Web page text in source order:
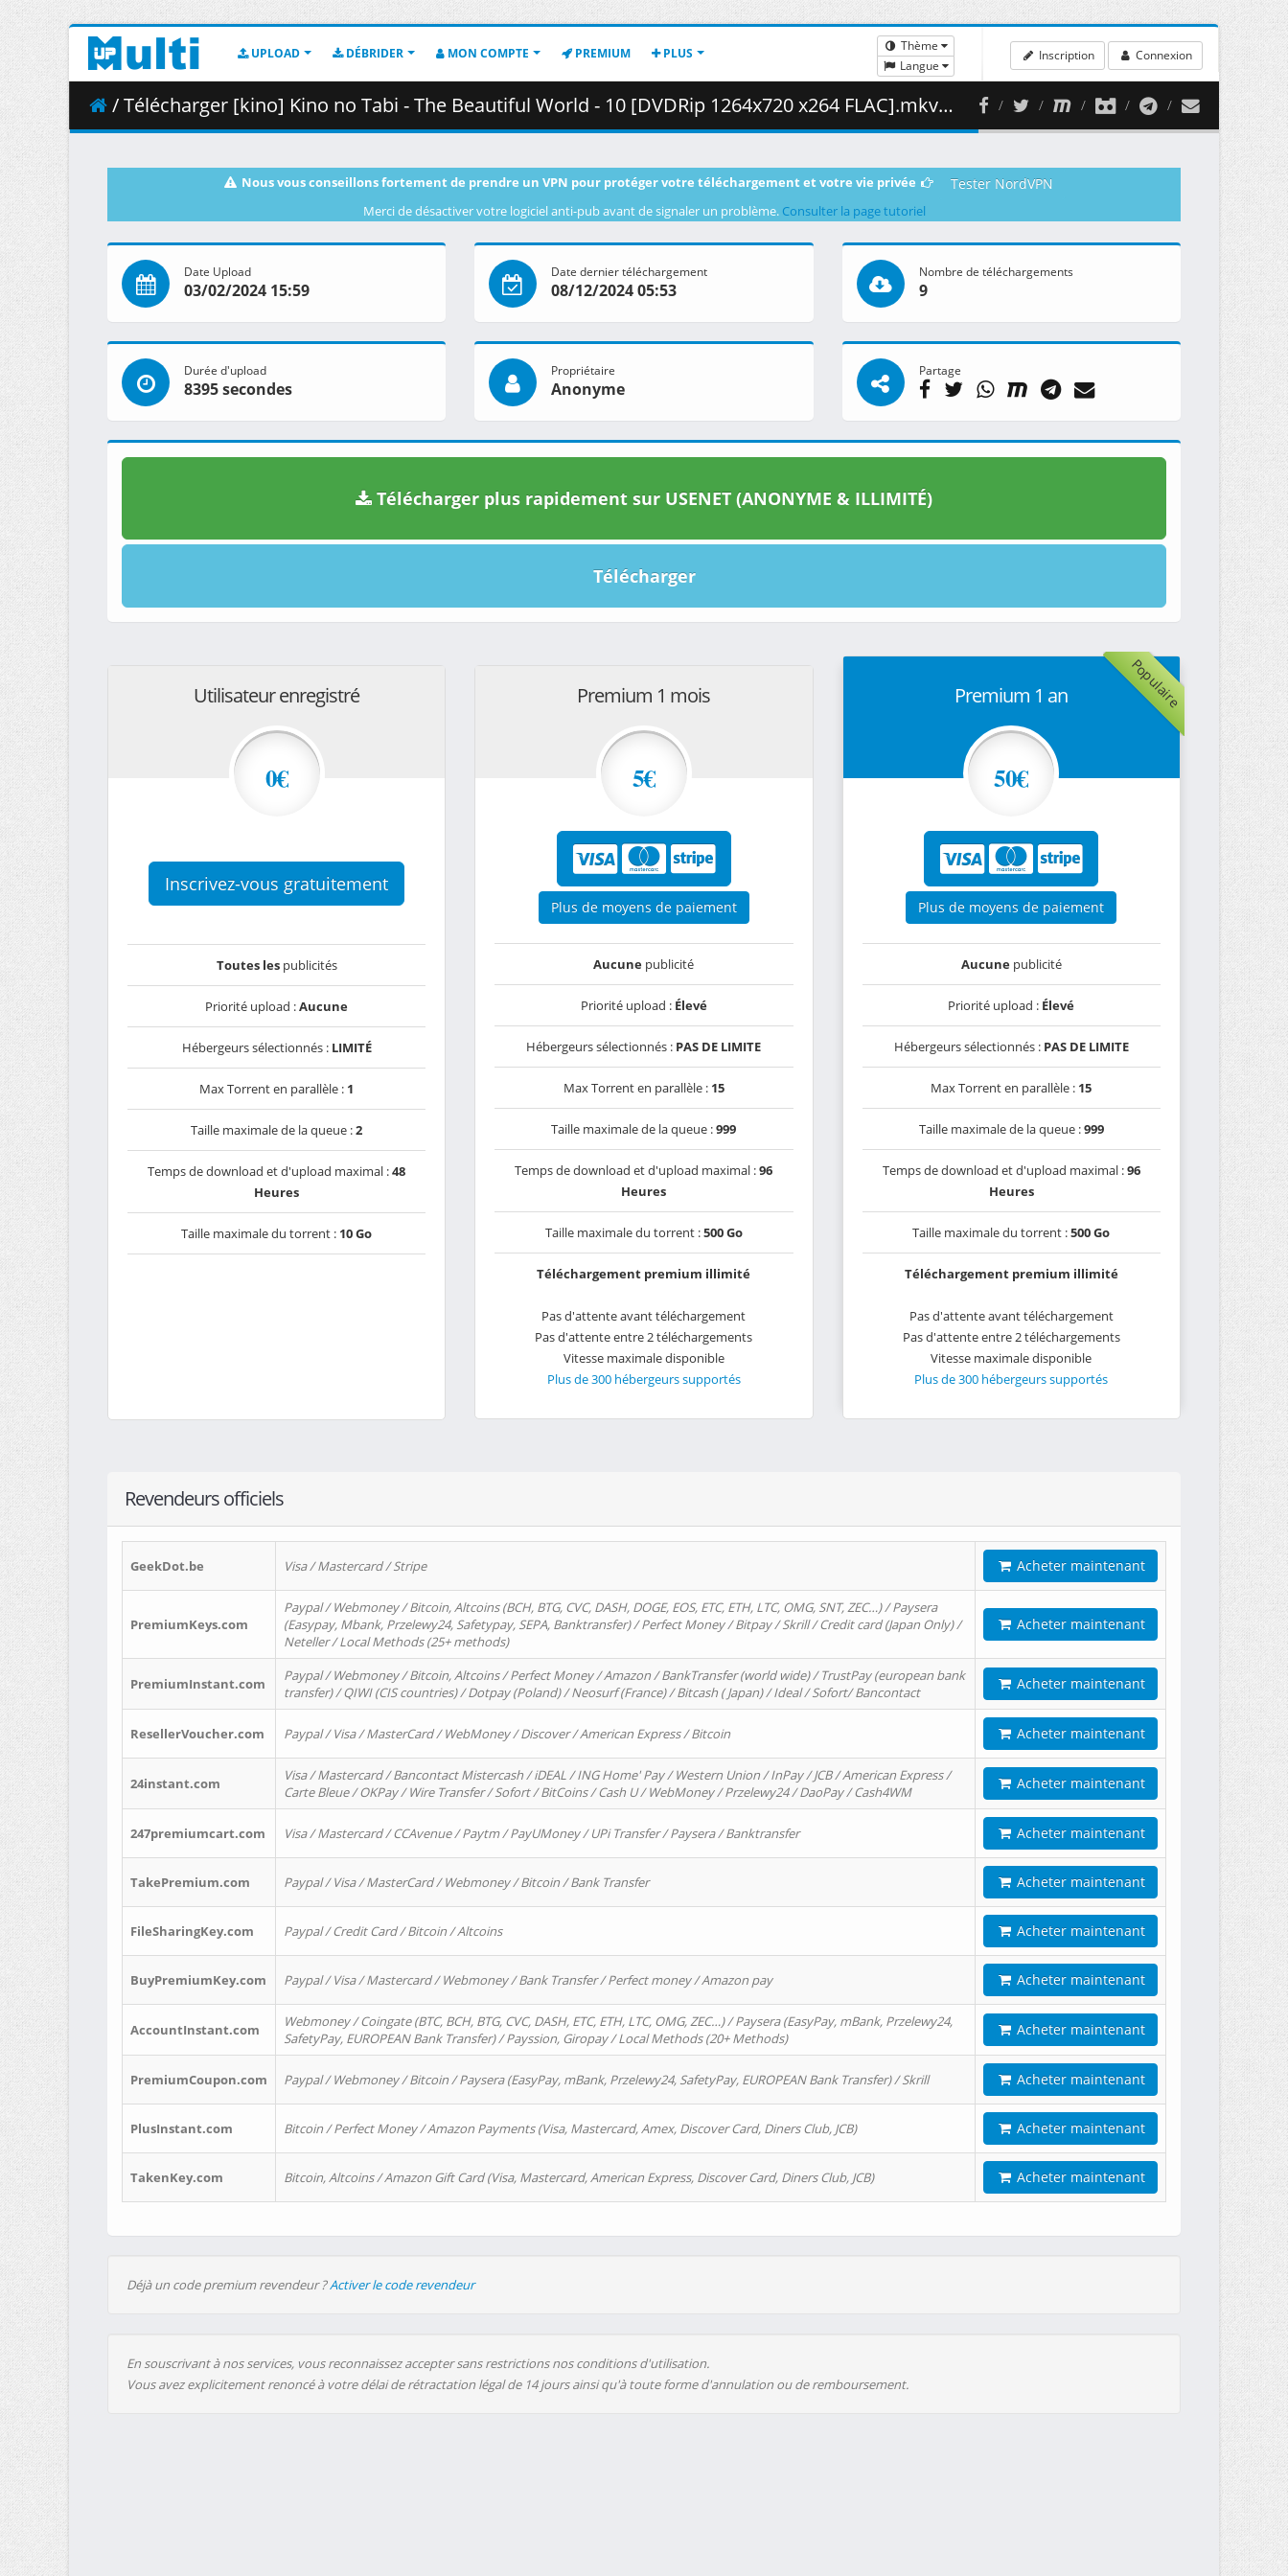
UPLOAD DÉBRIDER MON COMPTE PREMIUM PLUS
Thème
Langue
Inscription Connexion
/ Télécharger [kino] Kino no Tabi - The Beautiful World - 10 [DVDRip 1264x720 x264 FLAC].mkv.001 ( 418.19 MB )
Nous vous conseillons fortement de prendre un VPN pour protéger votre téléchargement et votre vie privée Tester NordVPN
Merci de désactiver votre logiciel anti-pub avant de signaler un problème. Consulter la page tutoriel
Date Upload
03/02/2024 15:59
Date dernier téléchargement
08/12/2024 05:53
Nombre de téléchargements
9
Durée d'upload
8395 secondes
Propriétaire
Anonyme
Partage
Télécharger plus rapidement sur USENET (ANONYME & ILLIMITÉ)
Télécharger
Utilisateur enregistré
0€
Inscrivez-vous gratuitement
Toutes lespublicités
Priorité upload :Aucune
Hébergeurs sélectionnés : LIMITÉ
Max Torrent en parallèle : 1
Taille maximale de la queue :2
Temps de download et d'upload maximal :48
Heures
Taille maximale du torrent : 10 Go
Premium 1 mois
5€
Plus de moyens de paiement
Aucune publicité
Priorité upload : Élevé
Hébergeurs sélectionnés : PAS DE LIMITE
Max Torrent en parallèle : 15
Taille maximale de la queue :999
Temps de download et d'upload maximal :96
Heures
Taille maximale du torrent :500 Go
Téléchargement premium illimité
Pas d'attente avant téléchargement
Pas d'attente entre 2 téléchargements
Vitesse maximale disponible
Plus de 300 hébergeurs supportés
Populaire
Premium 1 an
50€
Plus de moyens de paiement
Aucunepublicité
Priorité upload : Élevé
Hébergeurs sélectionnés : PAS DE LIMITE
Max Torrent en parallèle : 15
Taille maximale de la queue :999
Temps de download et d'upload maximal :96
Heures
Taille maximale du torrent :500 Go
Téléchargement premium illimité
Pas d'attente avant téléchargement
Pas d'attente entre 2 téléchargements
Vitesse maximale disponible
Plus de 300 hébergeurs supportés
Revendeurs officiels
GeekDot.be Visa / Mastercard / Stripe Acheter maintenant
PremiumKeys.com
Paypal / Webmoney / Bitcoin, Altcoins (BCH, BTG, CVC, DASH, DOGE, EOS, ETC, ETH, LTC, OMG, SNT, ZEC…) / Paysera
(Easypay, Mbank, Przelewy24, Safetypay, SEPA, Banktransfer) / Perfect Money / Bitpay / Skrill / Credit card (Japan Only) /
Neteller / Local Methods (25+ methods)
Acheter maintenant
PremiumInstant.com
Paypal / Webmoney / Bitcoin, Altcoins / Perfect Money / Amazon / BankTransfer (world wide) / TrustPay (european bank
transfer) / QIWI (CIS countries) / Dotpay (Poland) / Neosurf (France) / Bitcash ( Japan) / Ideal / Sofort/ Bancontact
Acheter maintenant
ResellerVoucher.com Paypal / Visa / MasterCard / WebMoney / Discover / American Express / Bitcoin Acheter maintenant
24instant.com
Visa / Mastercard / Bancontact Mistercash / iDEAL / ING Home' Pay / Western Union / InPay / JCB / American Express /
Carte Bleue / OKPay / Wire Transfer / Sofort / BitCoins / Cash U / WebMoney / Przelewy24 / DaoPay / Cash4WM
Acheter maintenant
247premiumcart.com Visa / Mastercard / CCAvenue / Paytm / PayUMoney / UPi Transfer / Paysera / Banktransfer Acheter maintenant
TakePremium.com Paypal / Visa / MasterCard / Webmoney / Bitcoin / Bank Transfer Acheter maintenant
FileSharingKey.com Paypal / Credit Card / Bitcoin / Altcoins Acheter maintenant
BuyPremiumKey.com Paypal / Visa / Mastercard / Webmoney / Bank Transfer / Perfect money / Amazon pay Acheter maintenant
AccountInstant.com
Webmoney / Coingate (BTC, BCH, BTG, CVC, DASH, ETC, ETH, LTC, OMG, ZEC…) / Paysera (EasyPay, mBank, Przelewy24,
SafetyPay, EUROPEAN Bank Transfer) / Payssion, Giropay / Local Methods (20+ Methods)
Acheter maintenant
PremiumCoupon.com Paypal / Webmoney / Bitcoin / Paysera (EasyPay, mBank, Przelewy24, SafetyPay, EUROPEAN Bank Transfer) / Skrill Acheter maintenant
PlusInstant.com Bitcoin / Perfect Money / Amazon Payments (Visa, Mastercard, Amex, Discover Card, Diners Club, JCB) Acheter maintenant
TakenKey.com Bitcoin, Altcoins / Amazon Gift Card (Visa, Mastercard, American Express, Discover Card, Diners Club, JCB) Acheter maintenant
Déjà un code premium revendeur ?Activer le code revendeur
En souscrivant à nos services, vous reconnaissez accepter sans restrictions nos conditions d'utilisation.
Vous avez explicitement renoncé à votre délai de rétractation légal de 14 jours ainsi qu'à toute forme d'annulation ou de remboursement.